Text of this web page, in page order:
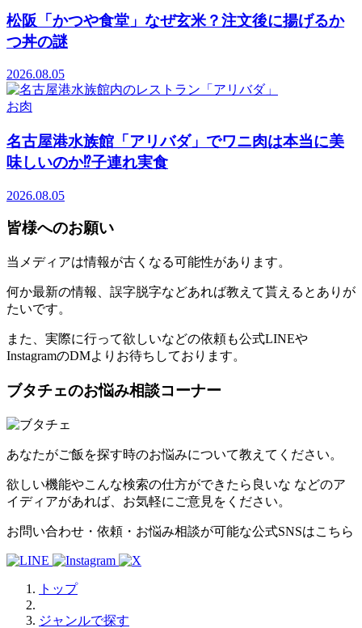
松阪「かつや食堂」なぜ玄米？注文後に揚げるか
つ丼の謎
2026.08.05
お肉
名古屋港水族館「アリバダ」でワニ肉は本当に美
味しいのか⁉子連れ実食
2026.08.05
皆様へのお願い
当メディアは情報が古くなる可能性があります。
何か最新の情報、誤字脱字などあれば教えて貰えるとありが
たいです。
また、実際に行って欲しいなどの依頼も公式LINEや
InstagramのDMよりお待ちしております。
ブタチェのお悩み相談コーナー
あなたがご飯を探す時のお悩みについて教えてください。
欲しい機能やこんな検索の仕方ができたら良いな などのア
イディアがあれば、お気軽にご意見をください。
お問い合わせ・依頼・お悩み相談が可能な公式SNSはこちら
トップ
ジャンルで探す